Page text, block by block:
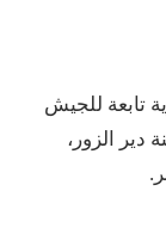
تابعة للجيش
دير الزور،